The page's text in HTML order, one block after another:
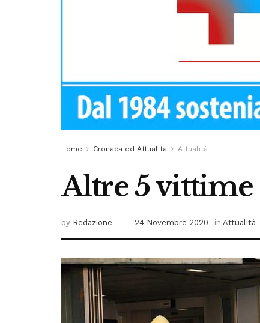
Home Cronaca ed Attualità Attualità
Altre 5 vittime
by Redazione 24 Novembre 2020 in Attualità